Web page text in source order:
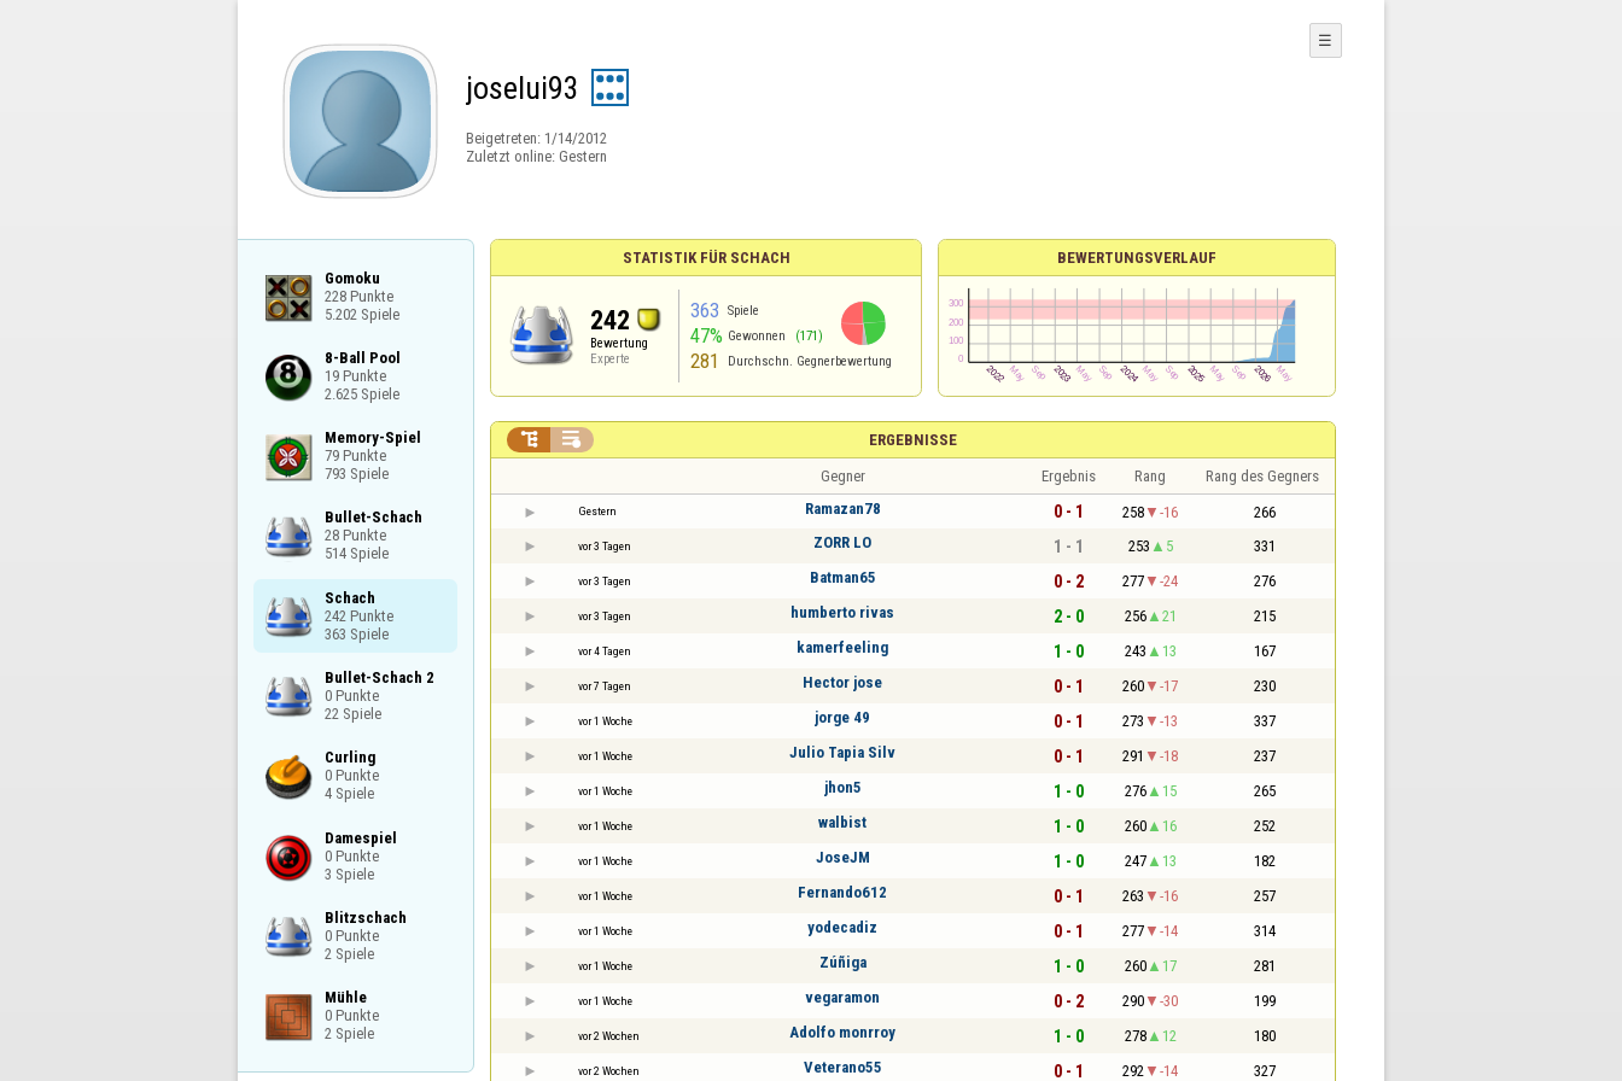
joselui93
Beigetreten: 1/14/2012
Zuletzt online: Gestern
☰
Gomoku
228 Punkte
5.202 Spiele
8-Ball Pool
19 Punkte
2.625 Spiele
Memory-Spiel
79 Punkte
793 Spiele
Bullet-Schach
28 Punkte
514 Spiele
Schach
242 Punkte
363 Spiele
Bullet-Schach 2
0 Punkte
22 Spiele
Curling
0 Punkte
4 Spiele
Damespiel
0 Punkte
3 Spiele
Blitzschach
0 Punkte
2 Spiele
Mühle
0 Punkte
2 Spiele
STATISTIK FÜR SCHACH
242
Bewertung
Experte
363 Spiele
47% Gewonnen (171)
281 Durchschn. Gegnerbewertung
BEWERTUNGSVERLAUF
ERGEBNISSE
 
Gegner Ergebnis Rang Rang des Gegners
Gestern Ramazan78 0 - 1 258 -16 266
vor 3 Tagen ZORR LO 1 - 1 253 5 331
vor 3 Tagen Batman65 0 - 2 277 -24 276
vor 3 Tagen humberto rivas 2 - 0 256 21 215
vor 4 Tagen kamerfeeling 1 - 0 243 13 167
vor 7 Tagen Hector jose 0 - 1 260 -17 230
vor 1 Woche jorge 49 0 - 1 273 -13 337
vor 1 Woche Julio Tapia Silv 0 - 1 291 -18 237
vor 1 Woche jhon5 1 - 0 276 15 265
vor 1 Woche walbist 1 - 0 260 16 252
vor 1 Woche JoseJM 1 - 0 247 13 182
vor 1 Woche Fernando612 0 - 1 263 -16 257
vor 1 Woche yodecadiz 0 - 1 277 -14 314
vor 1 Woche Zúñiga 1 - 0 260 17 281
vor 1 Woche vegaramon 0 - 2 290 -30 199
vor 2 Wochen Adolfo monrroy 1 - 0 278 12 180
vor 2 Wochen Veterano55 0 - 1 292 -14 327